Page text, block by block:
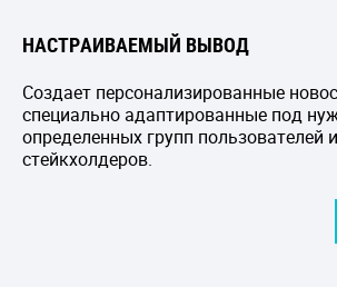
НАСТРАИВАЕМЫЙ ВЫВОД
Создает персонализированные
специально адаптированные под
определенных групп пользователей
стейкхолдеров.